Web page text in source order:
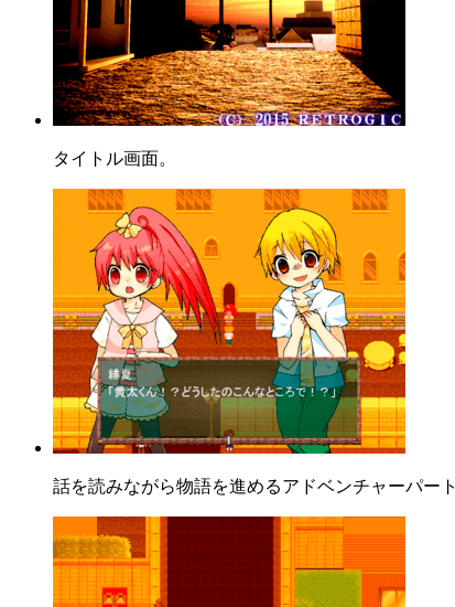
タイトル画面。
話を読みながら物語を進めるアドベンチャーパート